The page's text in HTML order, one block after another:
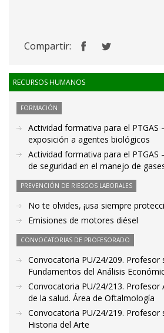
Compartir:
RECURSOS HUMANOS
FORMACIÓN
Actividad formativa para el PTGAS
exposición a agentes biológicos
Actividad formativa para el PTGAS
de seguridad en el manejo de
PREVENCIÓN DE RIESGOS LABORALES
No te olvides, ¡usa siempre
Emisiones de motores diésel
CONVOCATORIAS DE PROFESORADO
Convocatoria PU/24/209. Profesor
Fundamentos del Análisis
Convocatoria PU/24/213. Profesor
de la salud. Área de Oftalmología
Convocatoria PU/24/219. Profesor
Historia del Arte